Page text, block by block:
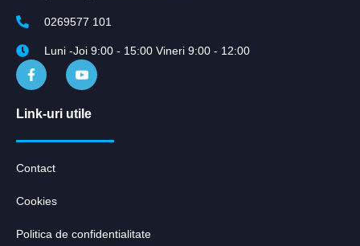
0269577 101
Luni -Joi 9:00 - 15:00 Vineri 9:00 - 12:00
Link-uri utile
Contact
Cookies
Politica de confidentialitate